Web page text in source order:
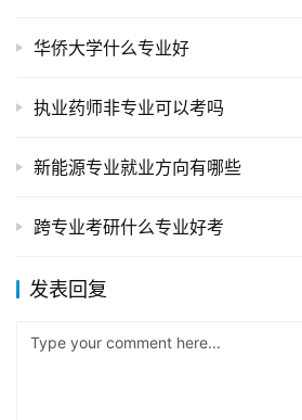
华侨大学什么专业好
执业药师非专业可以考吗
新能源专业就业方向有哪些
跨专业考研什么专业好考
发表回复